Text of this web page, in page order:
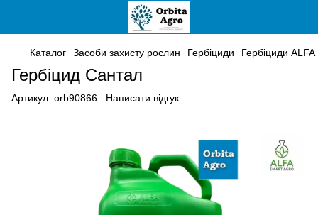
Каталог Засоби захисту рослин Гербіциди Гербіциди
Гербіцид Сантал
Артикул: orb90866 Написати відгук